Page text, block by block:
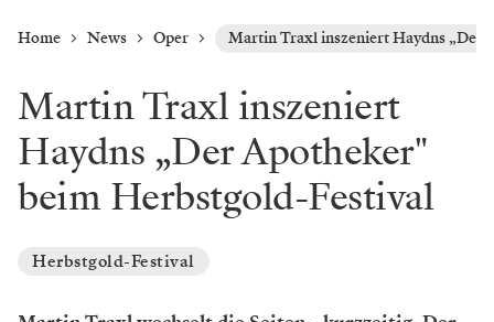
Home News Oper Martin Traxl inszeniert Haydns „Der
Martin Traxl inszeniert
Haydns „Der Apotheker"
beim Herbstgold-Festival
Herbstgold-Festival